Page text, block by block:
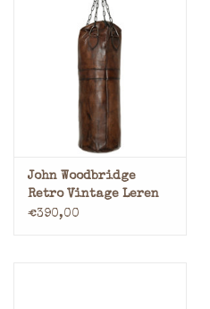
John Woodbridge
Retro Vintage Leren
Bokszak
€390,00